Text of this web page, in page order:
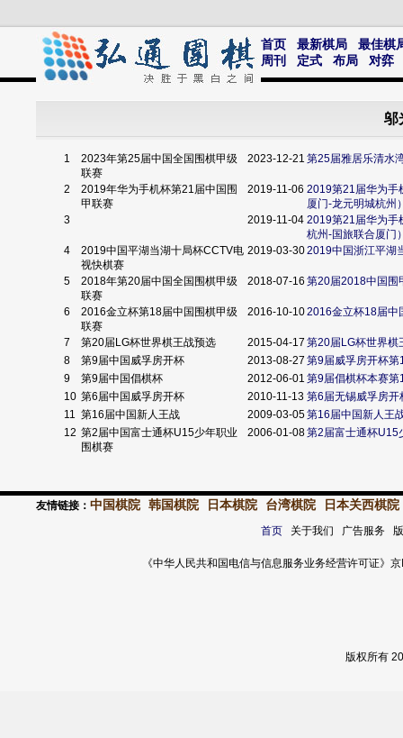
首页 最新棋局
最佳棋
周刊
定式 布局 对弈
邬
1
2023年第25届中国全国围棋甲级
联赛
2023-12-21 第25届雅居乐清水
2
2019年华为手机杯第21届中国围
甲联赛
2019-11-06 2019第21届华为手
厦门-龙元明城杭州
3
2019-11-04 2019第21届华为手
杭州-国旅联合厦门
4
2019中国平湖当湖十局杯CCTV电
视快棋赛
2019-03-302019中国浙江平湖
5
2018年第20届中国全国围棋甲级
联赛
2018-07-16 第20届2018中国围
6
2016金立杯第18届中国围棋甲级
联赛
2016-10-102016金立杯18届中
7 第20届LG杯世界棋王战预选 2015-04-17 第20届LG杯世界棋
8
第9届中国威孚房开杯 2013-08-27 第9届威孚房开杯第
9
第9届中国倡棋杯 2012-06-01 第9届倡棋杯本赛第
10 第6届中国威孚房开杯 2010-11-13 第6届无锡威孚房开
11 第16届中国新人王战 2009-03-05第16届中国新人王
12 第2届中国富士通杯U15少年职业
围棋赛
2006-01-08第2届富士通杯U15
友情链接： 中国棋院 韩国棋院 日本棋院 台湾棋院 日本关西棋院
首页关于我们 广告服务
《中华人民共和国电信与信息服务业务经营许可证
版权所有